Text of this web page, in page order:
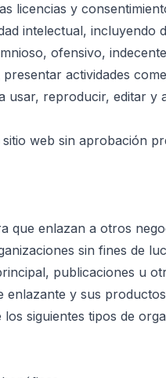
licencias y
intelectual, incluyendo
ofensivo,
actividades
usar, reproducir, editar
web sin aprobación
que enlazan a otros
sin fines de
publicaciones u
y sus
siguientes tipos de